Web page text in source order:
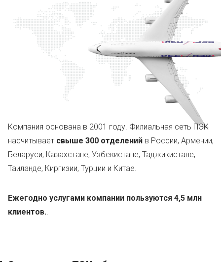
Компания основана в 2001 году. Филиальная сеть ПЭК
насчитывает свыше 300 отделений в России, Армении,
Беларуси, Казахстане, Узбекистане, Таджикистане,
Таиланде, Киргизии, Турции и Китае.
Ежегодно услугами компании пользуются 4,5 млн
клиентов..